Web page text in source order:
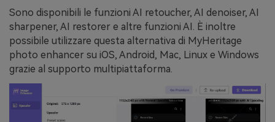
Sono disponibili le funzioni AI retoucher, AI denoiser, AI
sharpener, AI restorer e altre funzioni AI. È inoltre
possibile utilizzare questa alternativa di MyHeritage
photo enhancer su iOS, Android, Mac, Linux e Windows
grazie al supporto multipiattaforma.